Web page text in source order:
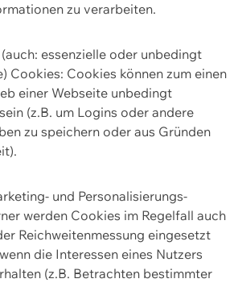
zu verarbeiten.
essenzielle oder unbedingt
Cookies: Cookies können zum einen
einer Webseite unbedingt
(z.B. um Logins oder andere
zu speichern oder aus Gründen
und Personalisierungs-
werden Cookies im Regelfall auch
Reichweitenmessung eingesetzt
die Interessen eines Nutzers
(z.B. Betrachten bestimmter